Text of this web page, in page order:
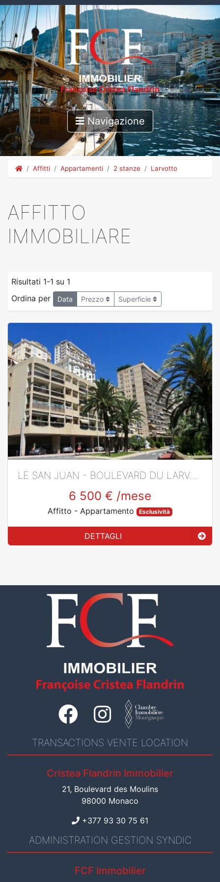
Navigazione
Affitti Appartamenti 2 stanze Larvotto
AFFITTO
IMMOBILIARE
Risultati 1-1 su 1
Ordina per
Data Prezzo Superficie
LE SAN JUAN - BOULEVARD DU LARVOTTO
6 500 € /mese
Affitto - Appartamento Esclusività
DETTAGLI
TRANSACTIONS VENTE LOCATION
Cristea Flandrin Immobilier
21, Boulevard des Moulins
98000 Monaco
+377 93 30 75 61
ADMINISTRATION GESTION SYNDIC
FCF Immobilier